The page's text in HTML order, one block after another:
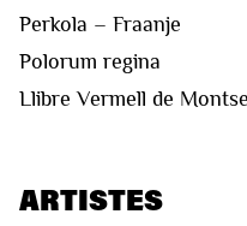
Perkola – Fraanje
Polorum regina
Llibre Vermell de
ARTISTES